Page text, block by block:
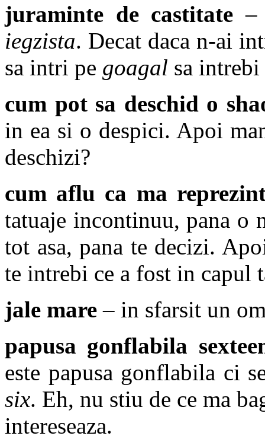
juraminte de castitate –
iegzista. Decat daca n-ai
sa intri pe goagal sa intrebi
cum pot sa deschid o
in ea si o despici. Apoi
deschizi?
cum aflu ca ma
tatuaje incontinuu, pana o
tot asa, pana te decizi.
te intrebi ce a fost in capul
jale mare – in sfarsit un
papusa gonflabila
este papusa gonflabila ci
six. Eh, nu stiu de ce ma
intereseaza.